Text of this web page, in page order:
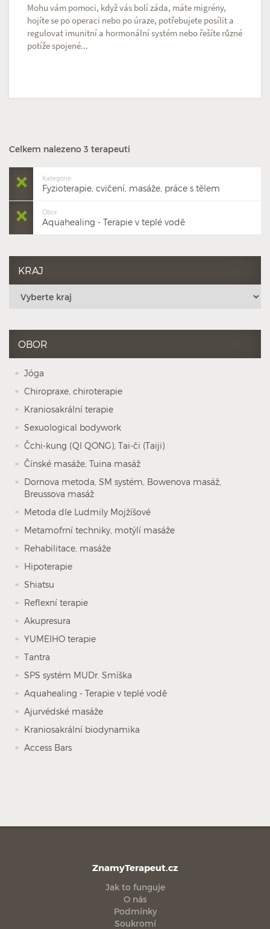
Mohu vám pomoci, když vás bolí záda, máte migrény,
hojíte se po operaci nebo po úraze, potřebujete posílit a
regulovat imunitní a hormonální systém nebo řešíte různé
potíže spojené...
Celkem nalezeno 3 terapeuti
Kategorie
Fyzioterapie, cvičení, masáže, práce s tělem
Obor
Aquahealing - Terapie v teplé vodě
KRAJ
OBOR
Jóga
Chiropraxe, chiroterapie
Kraniosakrální terapie
Sexuological bodywork
Čchi-kung (QI QONG), Tai-či (Taiji)
Čínské masáže, Tuina masáž
Dornova metoda, SM systém, Bowenova masáž,
Breussova masáž
Metoda dle Ludmily Mojžíšové
Metamofrní techniky, motýlí masáže
Rehabilitace, masáže
Hipoterapie
Shiatsu
Reflexní terapie
Akupresura
YUMEIHO terapie
Tantra
SPS systém MUDr. Smíška
Aquahealing - Terapie v teplé vodě
Ajurvédské masáže
Kraniosakrální biodynamika
Access Bars
ZnamyTerapeut.cz
Jak to funguje
O nás
Podmínky
Soukromí